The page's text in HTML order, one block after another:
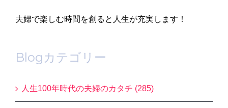
夫婦で楽しむ時間を創ると人生が充実します！
Blogカテゴリー
人生100年時代の夫婦のカタチ (285)